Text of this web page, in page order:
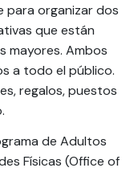
para organizar dos
que están
mayores. Ambos
a todo el público.
regalos, puestos
de Adultos
Físicas (Office of